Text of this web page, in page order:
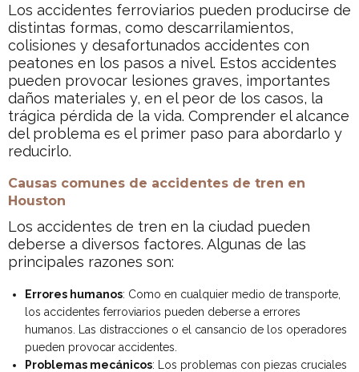
Los accidentes ferroviarios pueden producirse de
distintas formas, como descarrilamientos,
colisiones y desafortunados accidentes con
peatones en los pasos a nivel. Estos accidentes
pueden provocar lesiones graves, importantes
daños materiales y, en el peor de los casos, la
trágica pérdida de la vida. Comprender el alcance
del problema es el primer paso para abordarlo y
reducirlo.
Causas comunes de accidentes de tren en
Houston
Los accidentes de tren en la ciudad pueden
deberse a diversos factores. Algunas de las
principales razones son:
Errores humanos: Como en cualquier medio de transporte,
los accidentes ferroviarios pueden deberse a errores
humanos. Las distracciones o el cansancio de los operadores
pueden provocar accidentes.
Problemas mecánicos: Los problemas con piezas cruciales